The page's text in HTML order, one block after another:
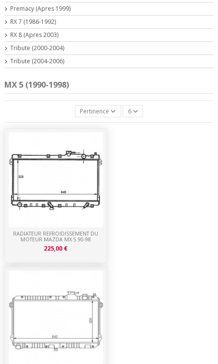
MX 5 (1990-1998)
Pertinence 6
RADIATEUR REFROIDISSEMENT DU
MOTEUR MAZDA MX 5 90-98
225,00 €
Premacy (Apres 1999)
RX 7 (1986-1992)
RX 8 (Apres 2003)
Tribute (2000-2004)
Tribute (2004-2006)